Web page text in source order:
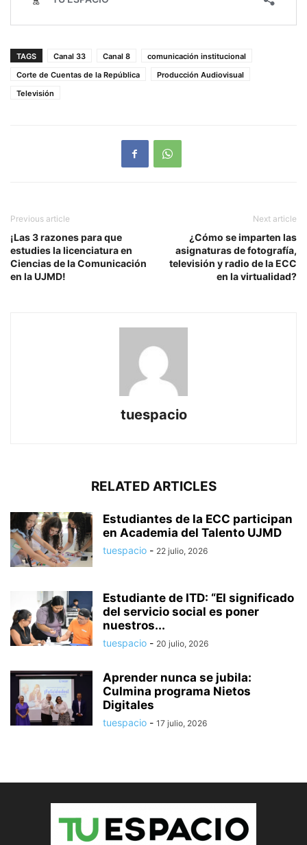
TAGS Canal 33 Canal 8
comunicación institucional
Corte de Cuentas de la República
Producción Audiovisual
Televisión
Previous article
¡Las 3 razones para que
estudies la licenciatura en
Ciencias de la Comunicación
en la UJMD!
Next article
¿Cómo se imparten las
asignaturas de fotografía,
televisión y radio de la ECC
en la virtualidad?
tuespacio
RELATED ARTICLES
Estudiantes de la ECC participan
en Academia del Talento UJMD
tuespacio - 22 julio, 2026
Estudiante de ITD: “El significado
del servicio social es poner
nuestros...
tuespacio - 20 julio, 2026
Aprender nunca se jubila:
Culmina programa Nietos
Digitales
tuespacio - 17 julio, 2026